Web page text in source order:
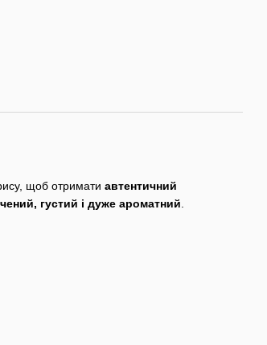
щоб отримати автентичний
густий і дуже ароматний